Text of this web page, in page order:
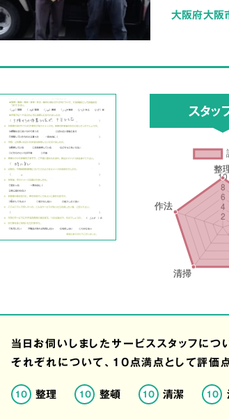
大阪府大阪
スタッ
当日お伺いしましたサービススタッフにつ
それぞれについて、10点満点として評価
10 整理 10 整頓 10 清潔 10